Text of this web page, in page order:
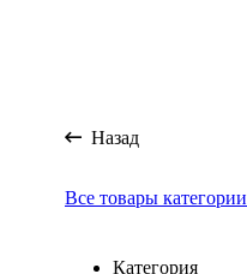
Назад
Все товары категории
Категория